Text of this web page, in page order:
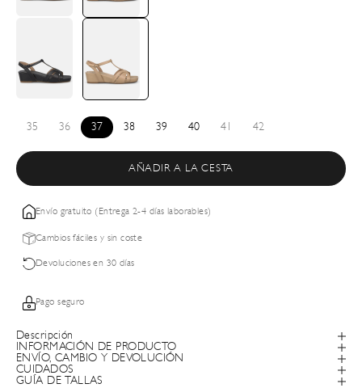
35 36 37 38 39 40 41 42
AÑADIR A LA CESTA
Envío gratuito (Entrega 2-4 días laborables)
Cambios fáciles y sin coste
Devoluciones en 30 días
Pago seguro
Descripción
INFORMACIÓN DE PRODUCTO
ENVÍO, CAMBIO Y DEVOLUCIÓN
CUIDADOS
GUÍA DE TALLAS